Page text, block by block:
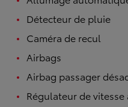
Détecteur de pluie
Caméra de recul
Airbags
Airbag passager
Régulateur de